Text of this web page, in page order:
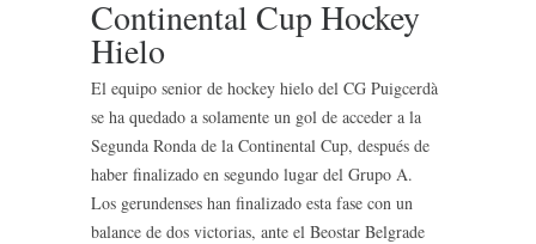
Continental Cup Hockey
Hielo
El equipo senior de hockey hielo del CG Puigcerdà
se ha quedado a solamente un gol de acceder a la
Segunda Ronda de la Continental Cup, después de
haber finalizado en segundo lugar del Grupo A.
Los gerundenses han finalizado esta fase con un
balance de dos victorias, ante el Beostar Belgrade